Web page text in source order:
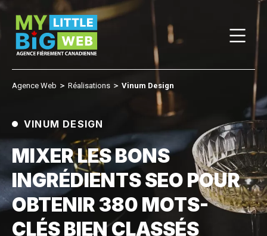
Skip
content
Agence Web ＞ Réalisations ＞ Vinum Design
VINUM DESIGN
MIXER LES BONS
INGRÉDIENTS SEO POUR
OBTENIR 380 MOTS-
CLÉS BIEN CLASSÉS